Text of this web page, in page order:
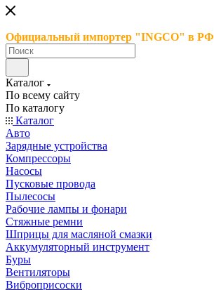
Официальный импортер "INGCO" в РФ
Каталог
По всему сайту
По каталогу
Каталог
Авто
Зарядные устройства
Компрессоры
Насосы
Пусковые провода
Пылесосы
Рабочие лампы и фонари
Стяжные ремни
Шприцы для масляной смазки
Аккумуляторный инструмент
Буры
Вентиляторы
Виброприсоски